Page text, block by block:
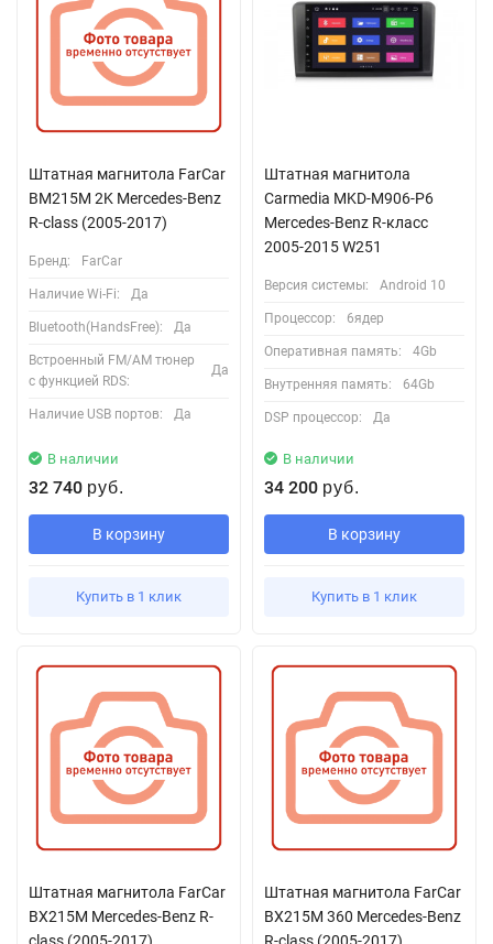
Штатная магнитола FarCar
BM215M 2K Mercedes-Benz
R-class (2005-2017)
Бренд: FarCar
Наличие Wi-Fi: Да
Bluetooth(HandsFree): Да
Встроенный FM/AM тюнер
с функцией RDS:
Да
Наличие USB портов: Да
В наличии
32 740 руб.
В корзину
Купить в 1 клик
Штатная магнитола
Carmedia MKD-M906-P6
Mercedes-Benz R-класс
2005-2015 W251
Версия системы: Android 10
Процессор: 6ядер
Оперативная память: 4Gb
Внутренняя память: 64Gb
DSP процессор: Да
В наличии
34 200 руб.
В корзину
Купить в 1 клик
Штатная магнитола FarCar
BX215M Mercedes-Benz R-
Штатная магнитола FarCar
BX215M 360 Mercedes-Benz